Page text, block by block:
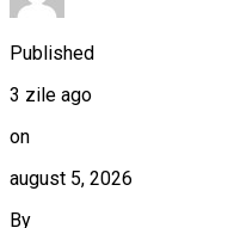
Published
3 zile ago
on
august 5, 2026
By